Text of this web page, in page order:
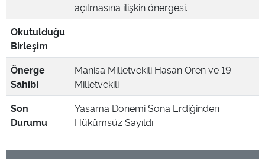
açılmasına ilişkin önergesi.
Okutulduğu
Birleşim
Önerge
Sahibi
Manisa Milletvekili Hasan Ören ve 19
Milletvekili
Son
Durumu
Yasama Dönemi Sona Erdiğinden
Hükümsüz Sayıldı